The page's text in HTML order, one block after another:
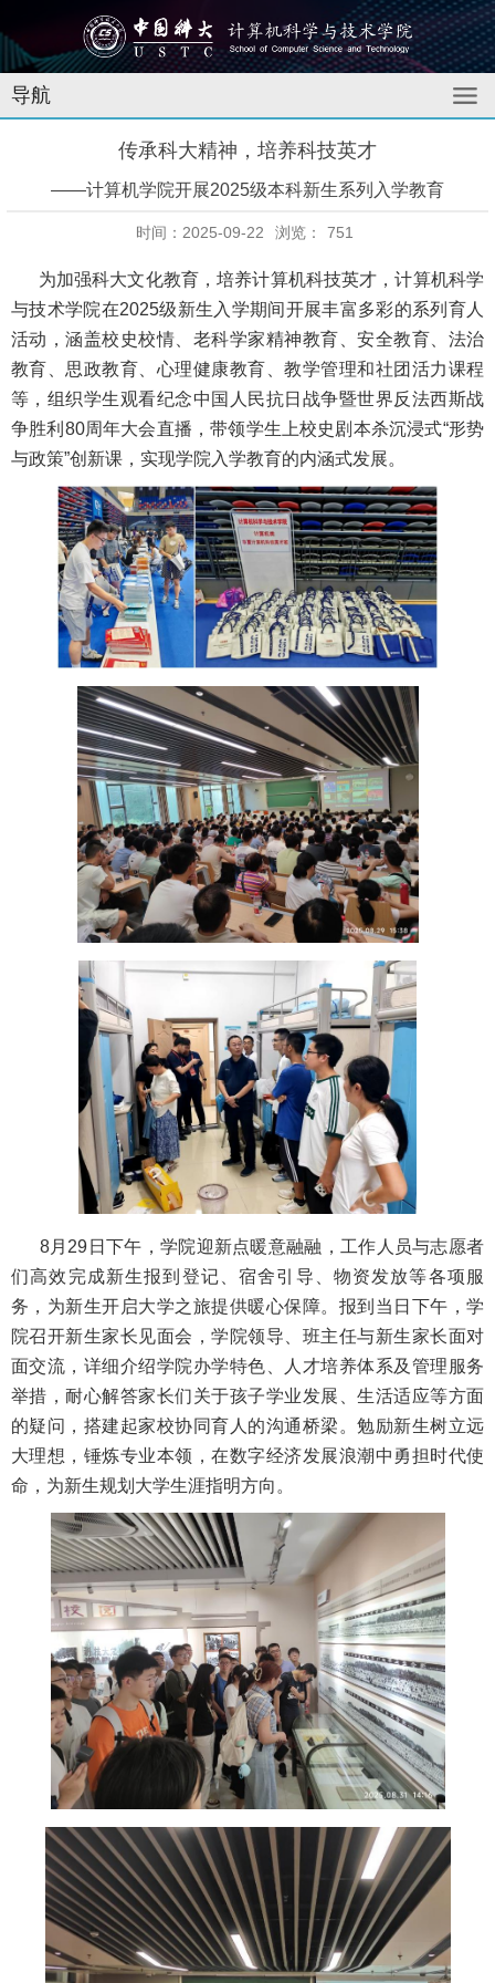
导航
传承科大精神，培养科技英才
​——计算机学院开展2025级本科新生系列入学教育
时间：2025-09-22 浏览： 751
为加强科大文化教育，培养计算机科技英才，计算机科学
与技术学院在2025级新生入学期间开展丰富多彩的系列育人
活动，涵盖校史校情、老科学家精神教育、安全教育、法治
教育、思政教育、心理健康教育、教学管理和社团活力课程
等，组织学生观看纪念中国人民抗日战争暨世界反法西斯战
争胜利80周年大会直播，带领学生上校史剧本杀沉浸式“形势
与政策”创新课，实现学院入学教育的内涵式发展。
8月29日下午，学院迎新点暖意融融，工作人员与志愿者
们高效完成新生报到登记、宿舍引导、物资发放等各项服
务，为新生开启大学之旅提供暖心保障。报到当日下午，学
院召开新生家长见面会，学院领导、班主任与新生家长面对
面交流，详细介绍学院办学特色、人才培养体系及管理服务
举措，耐心解答家长们关于孩子学业发展、生活适应等方面
的疑问，搭建起家校协同育人的沟通桥梁。勉励新生树立远
大理想，锤炼专业本领，在数字经济发展浪潮中勇担时代使
命，为新生规划大学生涯指明方向。